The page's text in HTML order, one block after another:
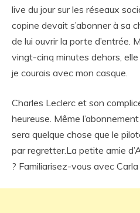
live du jour sur les réseaux
copine devait s’abonner à sa
de lui ouvrir la porte d’entrée.
vingt-cinq minutes dehors, elle
je courais avec mon casque.
Charles Leclerc et son
heureuse. Même
sera quelque chose que le
par regretter.La petite amie
? Familiarisez-vous avec